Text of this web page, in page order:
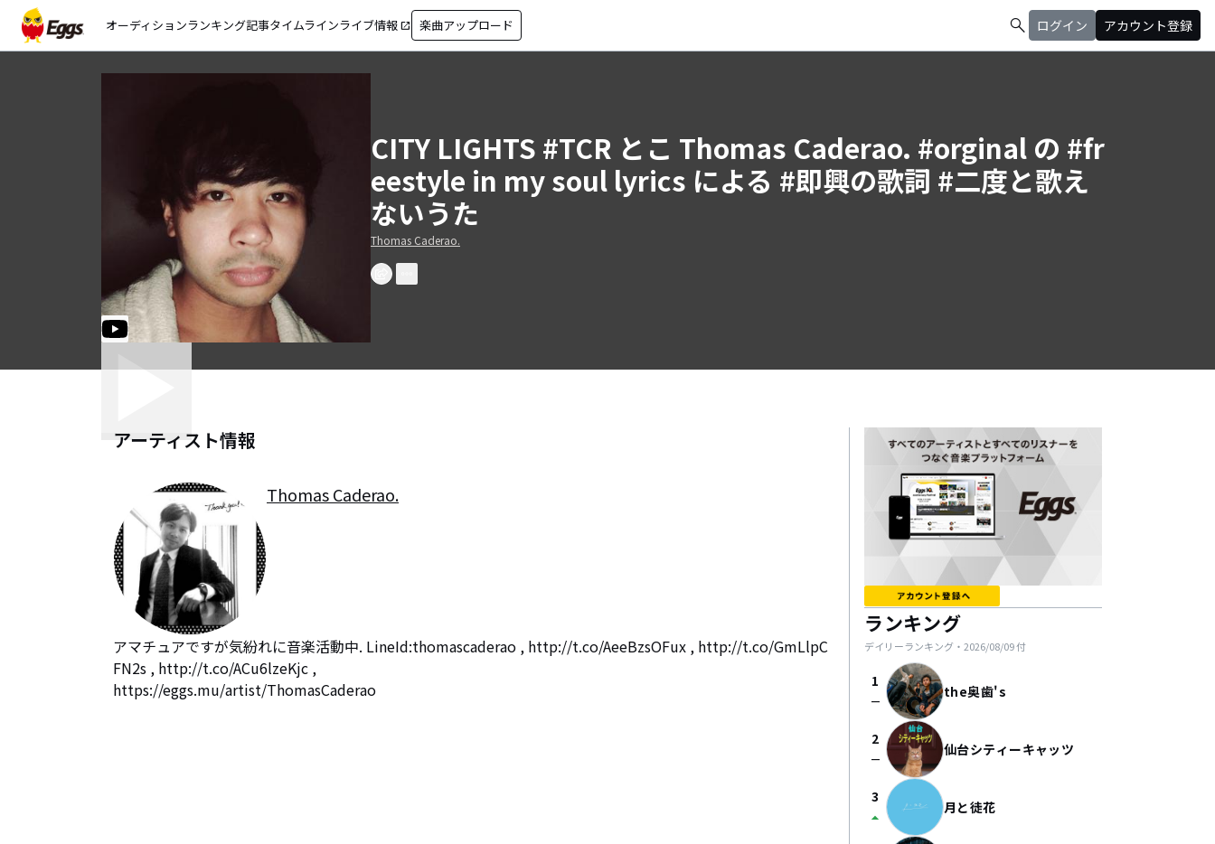
オーディションランキング記事タイムラインライブ情報 open_in_new 楽曲アップロード search ログイン アカウント登録
CITY LIGHTS #TCR とこ Thomas Caderao. #orginal の #fr
eestyle in my soul lyrics による #即興の歌詞 #二度と歌え
ないうた
Thomas Caderao.
アーティスト情報
Thomas Caderao.
アマチュアですが気紛れに音楽活動中. LineId:thomascaderao , http://t.co/AeeBzsOFux , http://t.co/GmLlpC
FN2s , http://t.co/ACu6lzeKjc ,
ランキング
デイリーランキング・ 2026/08/09付
1
check_indeterminate_small the奥歯's
2
check_indeterminate_small 仙台シティーキャッツ
3
arrow_drop_up 月と徒花